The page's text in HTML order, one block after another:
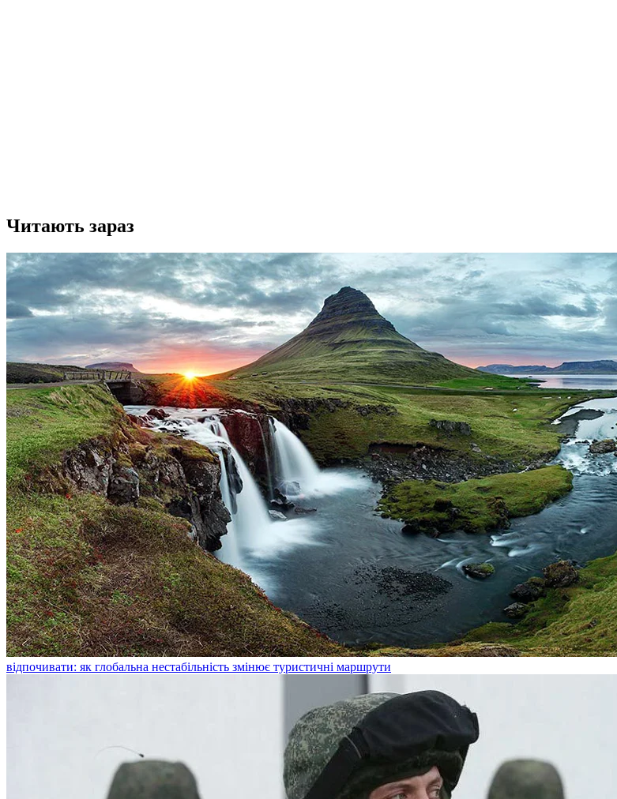
Читають зараз
відпочивати: як глобальна нестабільність змінює туристичні маршрути